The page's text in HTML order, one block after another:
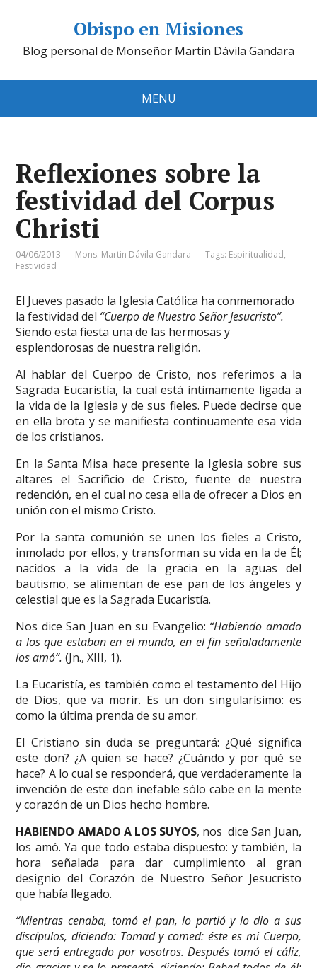
Obispo en Misiones
Blog personal de Monseñor Martín Dávila Gandara
MENU
Reflexiones sobre la
festividad del Corpus
Christi
04/06/2013 Mons. Martin Dávila Gandara Tags: Espiritualidad,
Festividad
El Jueves pasado la Iglesia Católica ha conmemorado
la festividad del “Cuerpo de Nuestro Señor Jesucristo”.
Siendo esta fiesta una de las hermosas y
esplendorosas de nuestra religión.
Al hablar del Cuerpo de Cristo, nos referimos a la
Sagrada Eucaristía, la cual está íntimamente ligada a
la vida de la Iglesia y de sus fieles. Puede decirse que
en ella brota y se manifiesta continuamente esa vida
de los cristianos.
En la Santa Misa hace presente la Iglesia sobre sus
altares el Sacrificio de Cristo, fuente de nuestra
redención, en el cual no cesa ella de ofrecer a Dios en
unión con el mismo Cristo.
Por la santa comunión se unen los fieles a Cristo,
inmolado por ellos, y transforman su vida en la de Él;
nacidos a la vida de la gracia en la aguas del
bautismo, se alimentan de ese pan de los ángeles y
celestial que es la Sagrada Eucaristía.
Nos dice San Juan en su Evangelio: “Habiendo amado
a los que estaban en el mundo, en el fin señaladamente
los amó”. (Jn., XIII, 1).
La Eucaristía, es también como el testamento del Hijo
de Dios, que va morir. Es un don singularísimo: es
como la última prenda de su amor.
El Cristiano sin duda se preguntará: ¿Qué significa
este don? ¿A quien se hace? ¿Cuándo y por qué se
hace? A lo cual se responderá, que verdaderamente la
invención de este don inefable sólo cabe en la mente
y corazón de un Dios hecho hombre.
HABIENDO AMADO A LOS SUYOS, nos dice San Juan,
los amó. Ya que todo estaba dispuesto: y también, la
hora señalada para dar cumplimiento al gran
designio del Corazón de Nuestro Señor Jesucristo
que había llegado.
“Mientras cenaba, tomó el pan, lo partió y lo dio a sus
discípulos, diciendo: Tomad y comed: éste es mi Cuerpo,
que será entregado por vosotros. Después tomó el cáliz,